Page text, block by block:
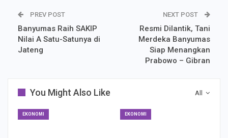
PREV POST
Banyumas Raih SAKIP
Nilai A Satu-Satunya di
Jateng
NEXT POST
Resmi Dilantik, Tani
Merdeka Banyumas
Siap Menangkan
Prabowo – Gibran
All
You Might Also Like
EKONOMI EKONOMI